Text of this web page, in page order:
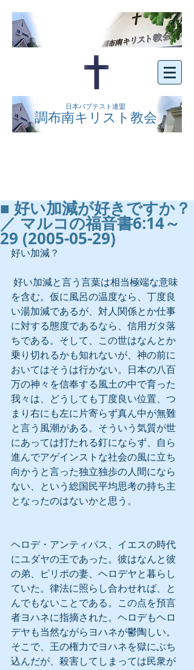
日本バプテスト連盟
調布南キリスト教会
■ 好い加減が好きですか？
／ マルコの福音書6:14～
29 (2005-05-29)
好い加減？
を含む。仮に風呂の温度なら、丁度良
い湯加減であるが、対人関係とか仕事
に対する態度であるなら、信用ガタ落
ちである。そして、この世はなんとか
乗り切れるかも知れないが、神の前に
おいてはそうは行かない。日本の八百
万の神々を信奉する風土の中で育った
我々は、どうしても丁度良い位置、つ
まり右にも左に片寄らず真ん中が無難
と言う風潮がある。そういう気質が世
にあっては打たれる釘にならず、自ら
進んでアゲインストな社会の風に立ち
向かうと言った独立独歩の人間になら
ない、という総国民平均思考の持ち主
となったのはないかと思う。
ヘロデ・アンティパス、イエスの時代
にユダヤの王であった。彼はなんと彼
の弟、ピリポの妻、ヘロデヤと暮らし
ていた。律法に照らし合わせれば、と
んでもないことである。この点を預言
者ヨハネに指摘された。ヘロデもヘロ
デヤも当然ながらヨハネが鬱陶しい。
そこで、王の権力でヨハネを獄にぶち
込んだが、殺害してしまっては民衆が